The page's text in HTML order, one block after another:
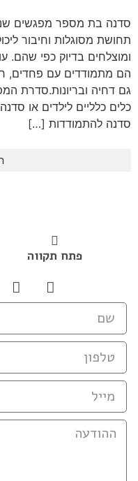
סדנה בת מספר מפגשים
תחושת מסוגלות וחיבור
ומוצלחים בדיוק כפי שהם.
הם מתמודדים עם פחדים,
גם דחיה ובריונות.סדרת
כלים כלליים לילדים או
סדנה להתמודדות […]
פתח תקווה